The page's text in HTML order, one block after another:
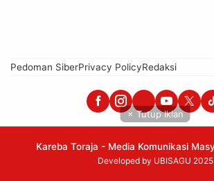
Pedoman SiberPrivacy PolicyRedaksi
Kareba Toraja - Media Komunikasi
Developed by UBISAGU 2025
× Tutup Iklan